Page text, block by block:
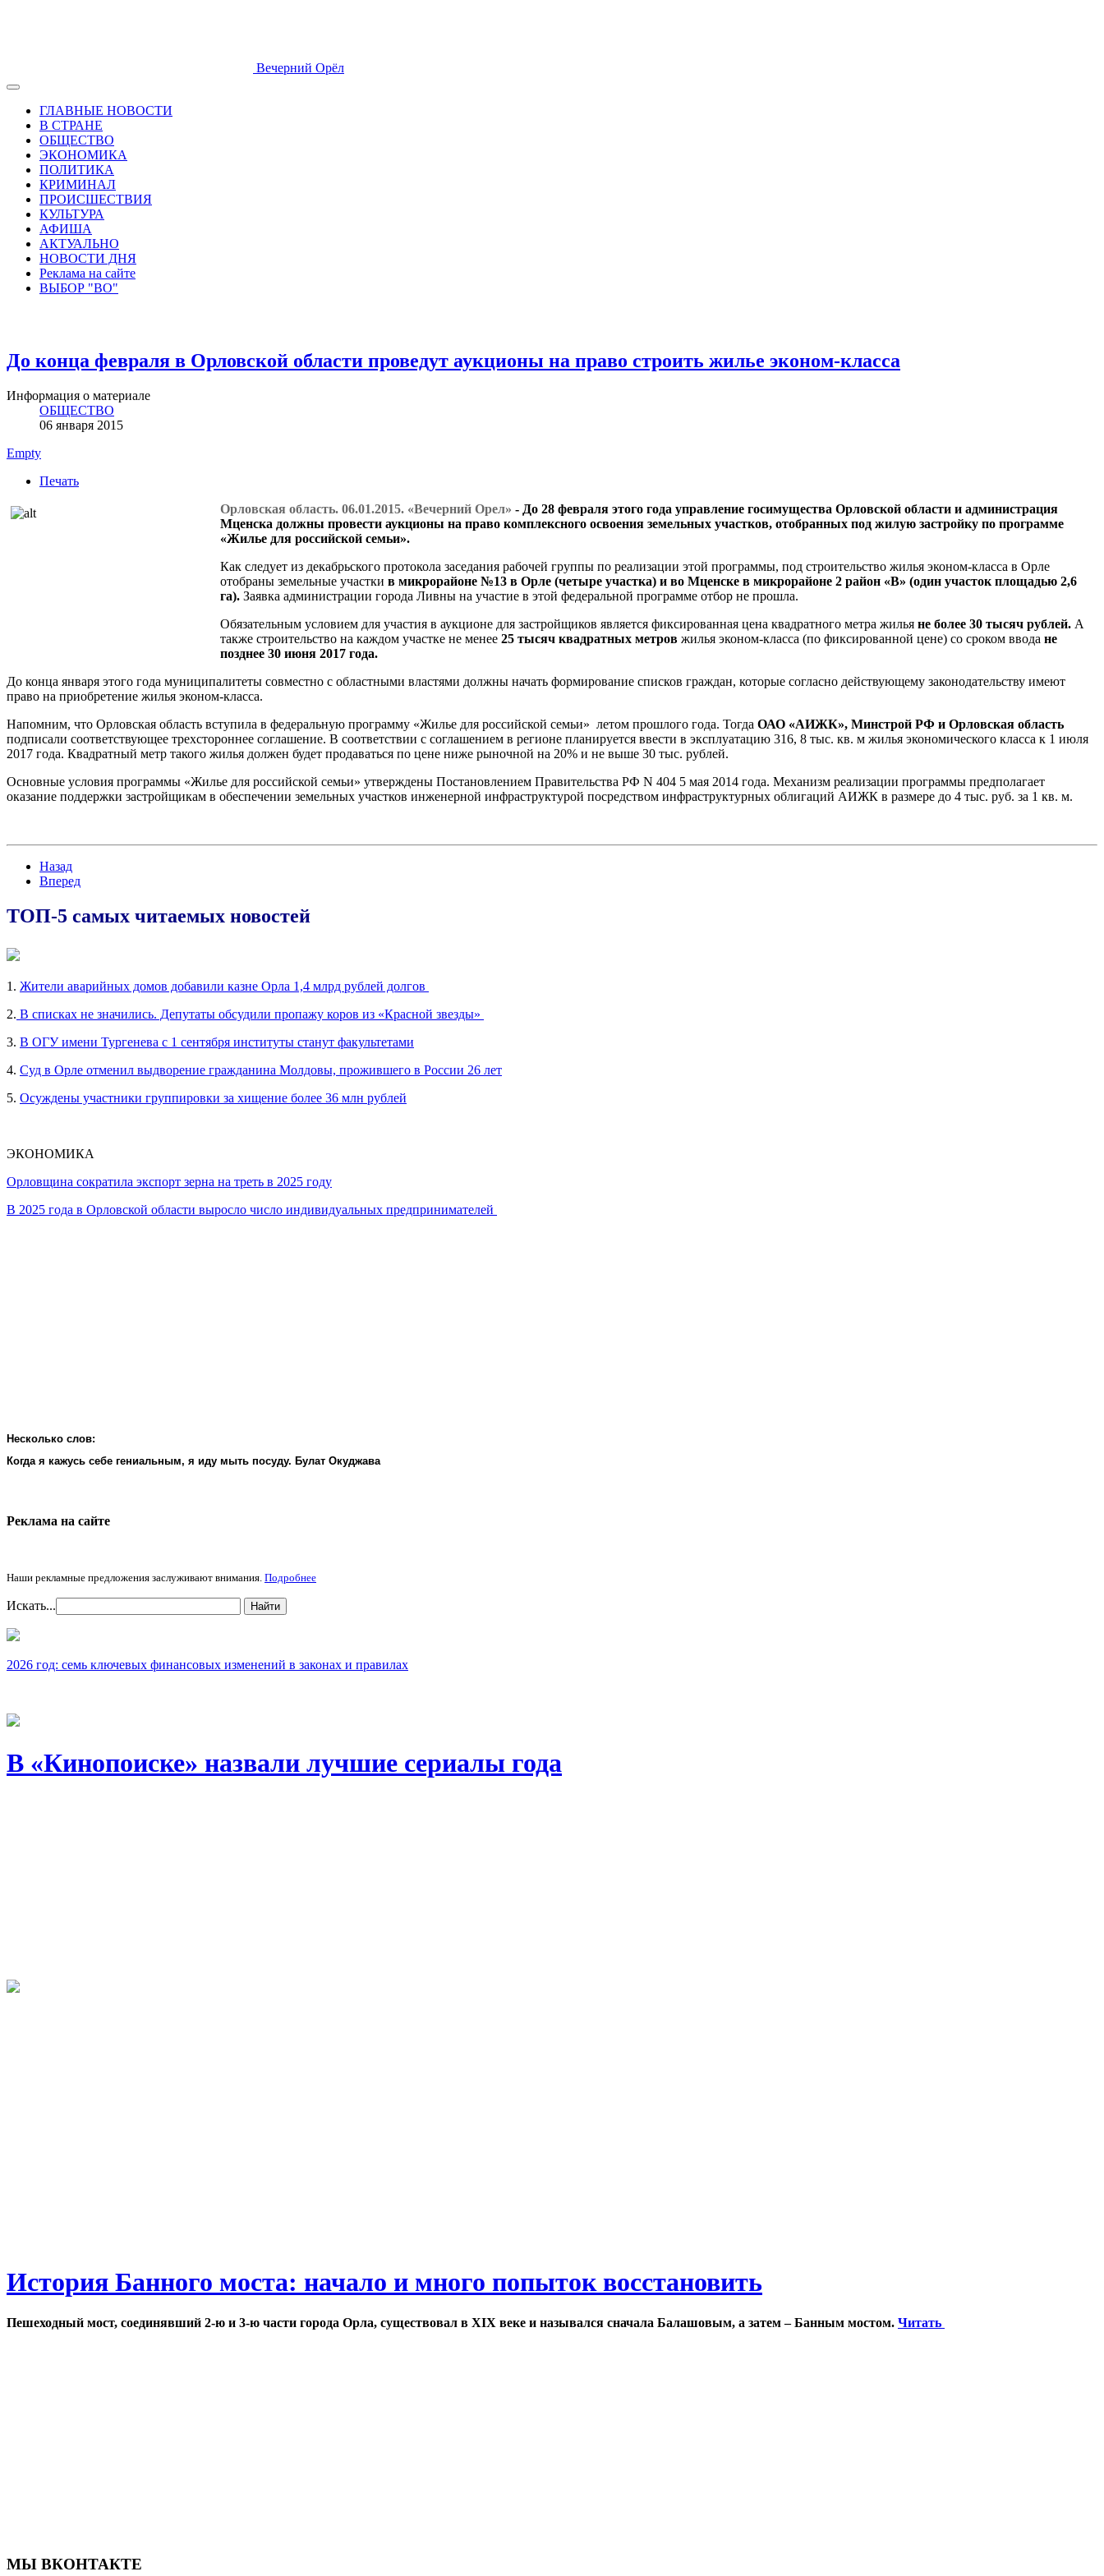
Вечерний Орёл
ГЛАВНЫЕ НОВОСТИ
В СТРАНЕ
ОБЩЕСТВО
ЭКОНОМИКА
ПОЛИТИКА
КРИМИНАЛ
ПРОИСШЕСТВИЯ
КУЛЬТУРА
АФИША
АКТУАЛЬНО
НОВОСТИ ДНЯ
Реклама на сайте
ВЫБОР "ВО"
До конца февраля в Орловской области проведут аукционы на право строить жилье эконом-класса
Информация о материале
ОБЩЕСТВО
06 января 2015
Empty
Печать
Орловская область. 06.01.2015. «Вечерний Орел» - До 28 февраля этого года управление госимущества Орловской области и администрация
Мценска должны провести аукционы на право комплексного освоения земельных участков, отобранных под жилую застройку по программе
«Жилье для российской семьи».
Как следует из декабрьского протокола заседания рабочей группы по реализации этой программы, под строительство жилья эконом-класса в Орле
отобраны земельные участки в микрорайоне №13 в Орле (четыре участка) и во Мценске в микрорайоне 2 район «В» (один участок площадью 2,6
га). Заявка администрации города Ливны на участие в этой федеральной программе отбор не прошла.
Обязательным условием для участия в аукционе для застройщиков является фиксированная цена квадратного метра жилья не более 30 тысяч рублей. А
также строительство на каждом участке не менее 25 тысяч квадратных метров жилья эконом-класса (по фиксированной цене) со сроком ввода не
позднее 30 июня 2017 года.
До конца января этого года муниципалитеты совместно с областными властями должны начать формирование списков граждан, которые согласно действующему законодательству имеют
право на приобретение жилья эконом-класса.
Напомним, что Орловская область вступила в федеральную программу «Жилье для российской семьи» летом прошлого года. Тогда ОАО «АИЖК», Минстрой РФ и Орловская область
подписали соответствующее трехстороннее соглашение. В соответствии с соглашением в регионе планируется ввести в эксплуатацию 316, 8 тыс. кв. м жилья экономического класса к 1 июля
2017 года. Квадратный метр такого жилья должен будет продаваться по цене ниже рыночной на 20% и не выше 30 тыс. рублей.
Основные условия программы «Жилье для российской семьи» утверждены Постановлением Правительства РФ N 404 5 мая 2014 года. Механизм реализации программы предполагает
оказание поддержки застройщикам в обеспечении земельных участков инженерной инфраструктурой посредством инфраструктурных облигаций АИЖК в размере до 4 тыс. руб. за 1 кв. м.
Назад
Вперед
ТОП-5 самых читаемых новостей
1. Жители аварийных домов добавили казне Орла 1,4 млрд рублей долгов
2. В списках не значились. Депутаты обсудили пропажу коров из «Красной звезды»
3. В ОГУ имени Тургенева с 1 сентября институты станут факультетами
4. Суд в Орле отменил выдворение гражданина Молдовы, прожившего в России 26 лет
5. Осуждены участники группировки за хищение более 36 млн рублей
ЭКОНОМИКА
Орловщина сократила экспорт зерна на треть в 2025 году
В 2025 года в Орловской области выросло число индивидуальных предпринимателей
Несколько слов:
Когда я кажусь себе гениальным, я иду мыть посуду. Булат Окуджава
Реклама на cайте
Наши рекламные предложения заслуживают внимания. Подробнее
Искать... Найти
2026 год: семь ключевых финансовых изменений в законах и правилах
В «Кинопоиске» назвали лучшие сериалы года
История Банного моста: начало и много попыток восстановить
Пешеходный мост, соединявший 2-ю и 3-ю части города Орла, существовал в XIX веке и назывался сначала Балашовым, а затем – Банным мостом. Читать
МЫ ВКОНТАКТЕ